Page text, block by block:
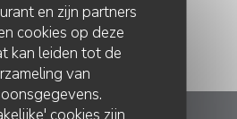
en zijn partners
cookies op deze
kan leiden tot de
van
cookies zijn